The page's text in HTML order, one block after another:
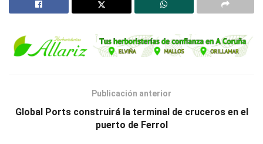
Publicación anterior
Global Ports construirá la terminal de cruceros en el
puerto de Ferrol